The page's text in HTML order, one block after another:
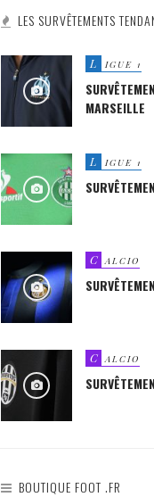
LES SURVÊTEMENTS
L IGUE 1
MARSEILLE
L IGUE 1
C ALCIO
C ALCIO
BOUTIQUE FOOT .FR